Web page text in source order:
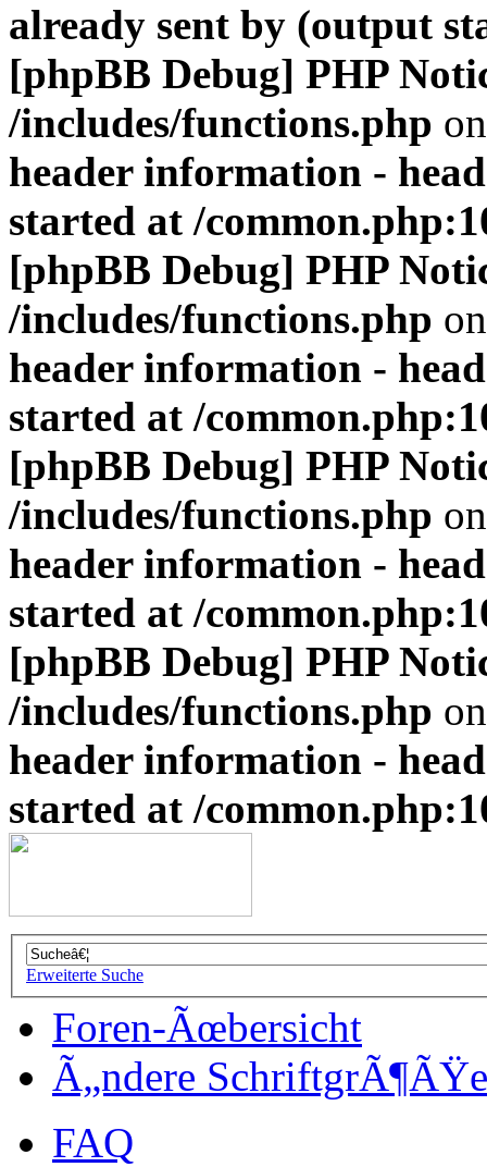
already sent by (output
[phpBB Debug] PHP
/includes/functions.php
header information -
started at /
[phpBB Debug] PHP
/includes/functions.php
header information -
started at /
[phpBB Debug] PHP
/includes/functions.php
header information -
started at /
[phpBB Debug] PHP
/includes/functions.php
header information -
started at /
Erweiterte Suche
Foren-Ãœbersicht
Ã„ndere SchriftgrÃ¶ÃŸe
FAQ